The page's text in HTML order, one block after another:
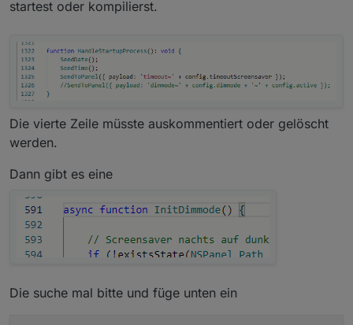
startest oder kompilierst.
Die vierte Zeile müsste auskommentiert oder gelöscht
werden.
Dann gibt es eine
Die suche mal bitte und füge unten ein